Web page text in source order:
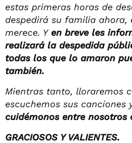
estas primeras horas de
despedirá su familia
merece. Yen breve les
realizará la despedida
todas los que lo amaron
también.
Mientras tanto, lloraremos
escuchemos sus canciones
cuidémonos entre nosotros
GRACIOSOS Y VALIENTES.